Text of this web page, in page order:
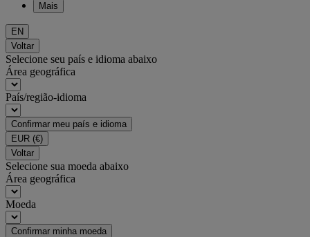
Mais
EN
Voltar
Selecione seu país e idioma abaixo
Área geográfica
País/região-idioma
Confirmar meu país e idioma
EUR (€)
Voltar
Selecione sua moeda abaixo
Área geográfica
Moeda
Confirmar minha moeda